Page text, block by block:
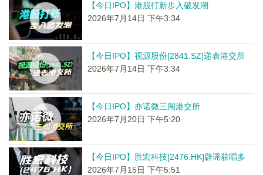
【今日IPO】港股打新步入破发潮
2026年7月14日 下午3:34
【今日IPO】视源股份[2841.SZ]递表港交所
2026年7月14日 下午3:34
【今日IPO】亦诺微三闯港交所
2026年7月20日 下午5:20
【今日IPO】胜宏科技[2476.HK]辟谣获唱多
2026年7月15日 下午5:51